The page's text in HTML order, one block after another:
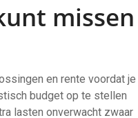
missen
en rente voordat je
budget op te stellen
lasten onverwacht zwaar